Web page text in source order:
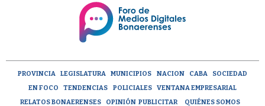
PROVINCIA LEGISLATURA MUNICIPIOS NACION CABA
SOCIEDAD
EN FOCO
TENDENCIAS POLICIALES
VENTANA EMPRESARIAL
RELATOS BONAERENSES
OPINIÓN PUBLICITAR QUIÉNES SOMOS